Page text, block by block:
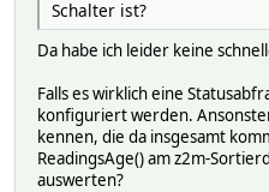
Schalter ist?
Da habe ich leider keine
Falls es wirklich eine
konfiguriert werden.
kennen, die da insgesamt
ReadingsAge() am z2m-
auswerten?